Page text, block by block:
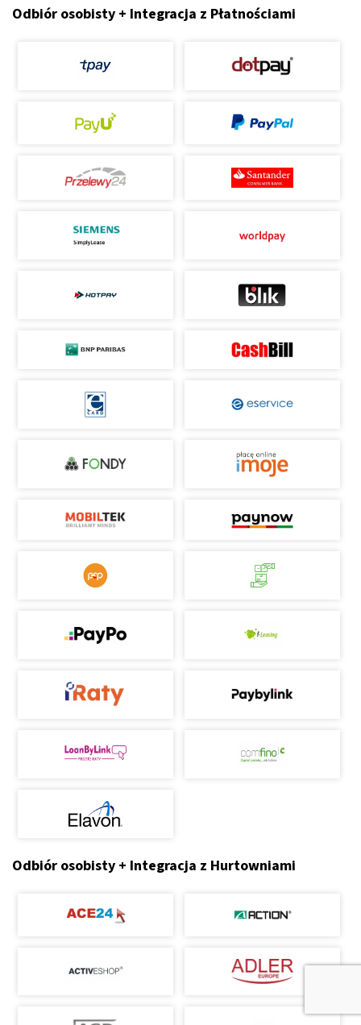
Odbiór osobisty + Integracja z Płatnościami
Odbiór osobisty + Integracja z Hurtowniami